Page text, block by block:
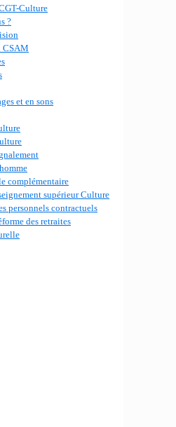
Culture
?
CSAM
et en sons
complémentaire
supérieur Culture
personnels contractuels
des retraites